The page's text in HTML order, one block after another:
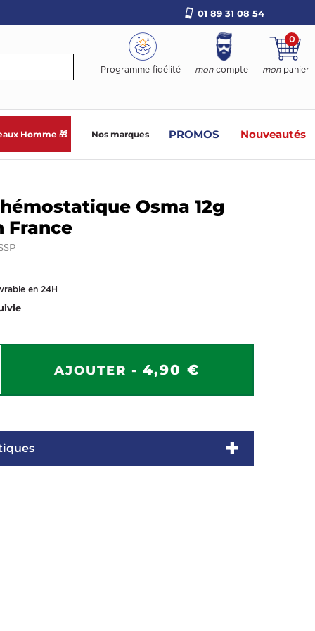
01 89 31 08 54
Programme fidélité mon compte mon panier
0
Homme 🎁 Nos marques PROMOS Nouveautés
Osma 12g
France
en 24H
AJOUTER - 4,90 €